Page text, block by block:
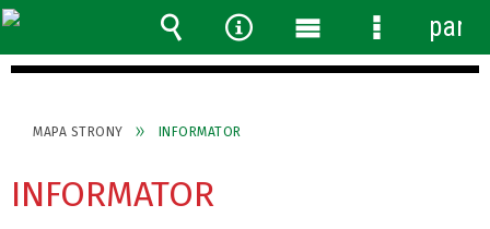
MAPA STRONY INFORMATOR
INFORMATOR
Wyszukiwarka
Narzędzia
Menu Menu
panel